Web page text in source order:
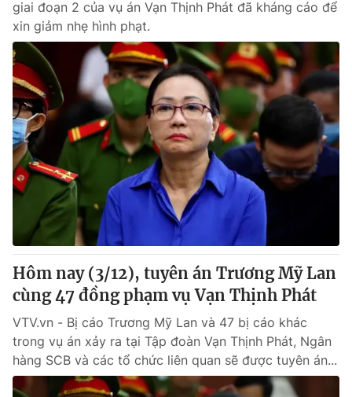
giai đoạn 2 của vụ án Vạn Thịnh Phát đã kháng cáo để
xin giảm nhẹ hình phạt.
Hôm nay (3/12), tuyên án Trương Mỹ Lan
cùng 47 đồng phạm vụ Vạn Thịnh Phát
VTV.vn - Bị cáo Trương Mỹ Lan và 47 bị cáo khác
trong vụ án xảy ra tại Tập đoàn Vạn Thịnh Phát, Ngân
hàng SCB và các tổ chức liên quan sẽ được tuyên án...